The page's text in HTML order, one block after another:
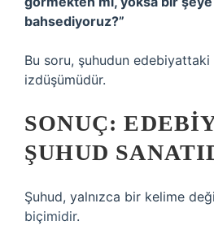
bahsediyoruz?”
Bu soru, şuhudun edebiyattaki
izdüşümüdür.
SONUÇ:
ŞUHUD
Şuhud, yalnızca bir kelime
biçimidir.